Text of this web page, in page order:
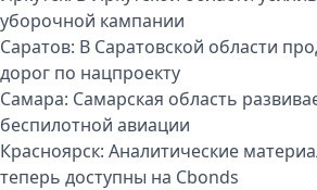
уборочной кампании
Саратов: В Саратовской области
дорог по нацпроекту
Самара: Самарская область
беспилотной авиации
Красноярск: Аналитические
теперь доступны на Cbonds